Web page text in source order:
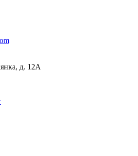
д. 12А